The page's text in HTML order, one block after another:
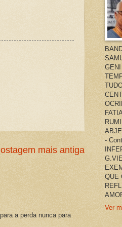
mais antiga
a perda nunca para
-
QUE
Ver